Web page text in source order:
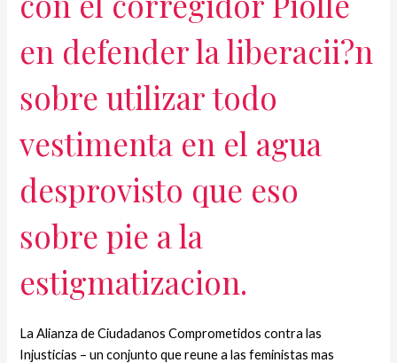
en defender la liberacii?n
sobre utilizar todo
vestimenta en el agua
desprovisto que eso
sobre pie a la
estigmatizacion.
La Alianza de Ciudadanos Comprometidos contra las
Injusticias – un conjunto que reune a las feministas mas